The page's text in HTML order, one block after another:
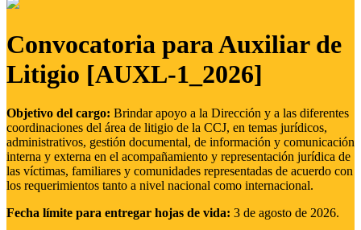
Convocatoria para Auxiliar de
Litigio [AUXL-1_2026]
Objetivo del cargo: Brindar apoyo a la Dirección y a las diferentes
coordinaciones del área de litigio de la CCJ, en temas jurídicos,
administrativos, gestión documental, de información y comunicación
interna y externa en el acompañamiento y representación jurídica de
las víctimas, familiares y comunidades representadas de acuerdo con
los requerimientos tanto a nivel nacional como internacional.
Fecha límite para entregar hojas de vida: 3 de agosto de 2026.